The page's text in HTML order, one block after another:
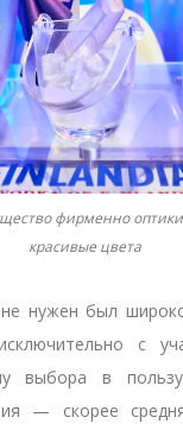
фирменно
красивые цвета
нужен был
с
выбора в
— скорее